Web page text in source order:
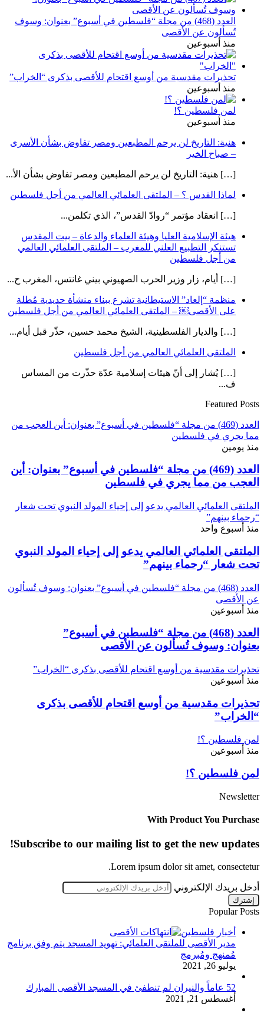
العدد (468) من مجلة “فلسطين في أسبوع” بعنوان: وسوف
تُسألون عن الأقصى
منذ أسبوعين
تحذيرات مقدسية من أوسع اقتحام للأقصى بذكرى “الخراب”
منذ أسبوعين
لمن فلسطين ؟!
منذ أسبوعين
هنية: التاريخ لن يرحم المطبعين ومصر تفاوض بشأن الأسرى
– صباح الخير
[…] هنية: التاريخ لن يرحم المطبعين ومصر تفاوض بشأن الأ...
لماذا القدس ؟ – الملتقى العلمائي العالمي من أجل فلسطين
[…] انعقاد مؤتمر “روادّ القدس”، الذي تكلمن...
هيئة الإسلامية العليا وهيئة العلماء والدعاة – بيت المقدس
تستنكر التطبيع العلني للمغرب – الملتقى العلمائي العالمي
من أجل فلسطين
[…] أيام، زار وزير الحرب الصهيوني بيني غانتس، المغرب ح...
منظمة “إلعاد” الاستيطانية تشرع ببناء منشأة حديدية مُطلة
على الأقصى￼ – الملتقى العلمائي العالمي من أجل فلسطين
[…] والديار الفلسطينية، الشيخ محمد حسين، حذّر قبل أيام...
الملتقى العلمائي العالمي من أجل فلسطين
[…] يُشار إلى أنّ هيئات إسلامية عدّة حذّرت من المساس
ف...
Featured Posts
العدد (469) من مجلة “فلسطين في أسبوع” بعنوان: أين العجب من
مما يجري في فلسطين
منذ يومين
العدد (469) من مجلة “فلسطين في أسبوع” بعنوان: أين
العجب من مما يجري في فلسطين
الملتقى العلمائي العالمي يدعو إلى إحياء المولد النبوي تحت شعار
“رحماء بينهم”
منذ أسبوع واحد
الملتقى العلمائي العالمي يدعو إلى إحياء المولد النبوي
تحت شعار “رحماء بينهم”
العدد (468) من مجلة “فلسطين في أسبوع” بعنوان: وسوف تُسألون
عن الأقصى
منذ أسبوعين
العدد (468) من مجلة “فلسطين في أسبوع”
بعنوان: وسوف تُسألون عن الأقصى
تحذيرات مقدسية من أوسع اقتحام للأقصى بذكرى “الخراب”
منذ أسبوعين
تحذيرات مقدسية من أوسع اقتحام للأقصى بذكرى
“الخراب”
لمن فلسطين ؟!
منذ أسبوعين
لمن فلسطين ؟!
Newsletter
With Product You Purchase
Subscribe to our mailing list to get the new updates!
Lorem ipsum dolor sit amet, consectetur.
أدخل بريدك الإلكتروني
Popular Posts
أخبار فلسطين
مدير الأقصى للملتقى العلمائي: تهويد المسجد يتم وفق برنامج
مُمنهج ومُبرمج
يوليو 26, 2021
52 عاماً والنيران لم تنطفئ في المسجد الأقصى المبارك
أغسطس 21, 2021